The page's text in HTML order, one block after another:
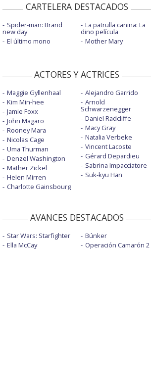
CARTELERA DESTACADOS
Spider-man: Brand
new day
El último mono
La patrulla canina: La
dino película
Mother Mary
ACTORES Y ACTRICES
Maggie Gyllenhaal
Kim Min-hee
Jamie Foxx
John Magaro
Rooney Mara
Nicolas Cage
Uma Thurman
Denzel Washington
Mather Zickel
Helen Mirren
Charlotte Gainsbourg
Alejandro Garrido
Arnold
Schwarzenegger
Daniel Radcliffe
Macy Gray
Natalia Verbeke
Vincent Lacoste
Gérard Depardieu
Sabrina Impacciatore
Suk-kyu Han
AVANCES DESTACADOS
Star Wars: Starfighter
Ella McCay
Búnker
Operación Camarón 2